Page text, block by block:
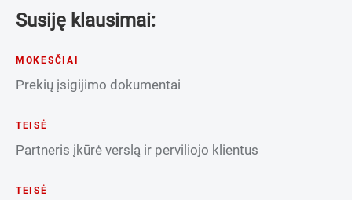
Susiję klausimai:
MOKESČIAI
Prekių įsigijimo dokumentai
TEISĖ
Partneris įkūrė verslą ir perviliojo klientus
TEISĖ